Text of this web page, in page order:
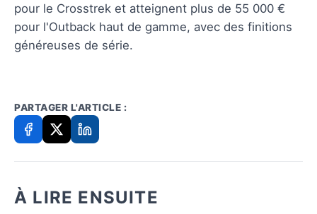
pour le Crosstrek et atteignent plus de 55 000 €
pour l'Outback haut de gamme, avec des finitions
généreuses de série.
PARTAGER L'ARTICLE :
À LIRE ENSUITE